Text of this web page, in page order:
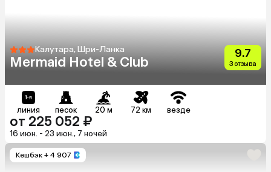
Калутара, Шри-Ланка
Mermaid Hotel & Club
9.7
3 отзыва
линия песок 20 м 72 км везде
от 225 052 ₽
16 июн. - 23 июн., 7 ночей
Кешбэк + 4 907